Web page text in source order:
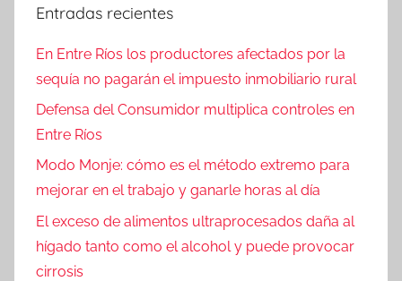
Entradas recientes
En Entre Ríos los productores afectados por la
sequía no pagarán el impuesto inmobiliario rural
Defensa del Consumidor multiplica controles en
Entre Ríos
Modo Monje: cómo es el método extremo para
mejorar en el trabajo y ganarle horas al día
El exceso de alimentos ultraprocesados daña al
hígado tanto como el alcohol y puede provocar
cirrosis